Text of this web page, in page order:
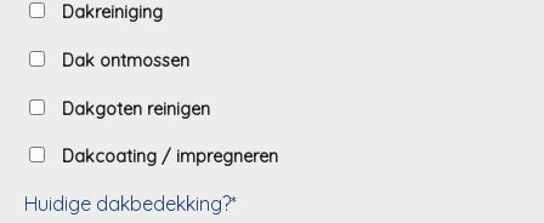
Dakreiniging
Dak ontmossen
Dakgoten reinigen
Dakcoating / impregneren
Huidige dakbedekking?*